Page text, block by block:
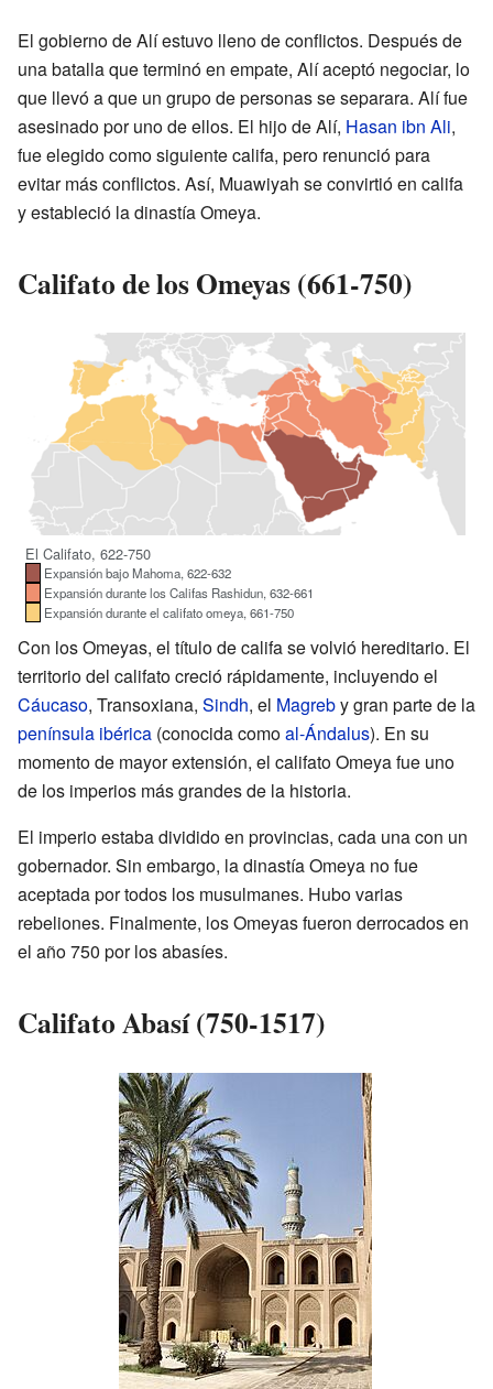
El gobierno de Alí estuvo lleno de conflictos. Después de
una batalla que terminó en empate, Alí aceptó negociar, lo
que llevó a que un grupo de personas se separara. Alí fue
asesinado por uno de ellos. El hijo de Alí, Hasan ibn Ali,
fue elegido como siguiente califa, pero renunció para
evitar más conflictos. Así, Muawiyah se convirtió en califa
y estableció la dinastía Omeya.
Califato de los Omeyas (661-750)
El Califato, 622-750
Expansión bajo Mahoma, 622-632
Expansión durante los Califas Rashidun, 632-661
Expansión durante el califato omeya, 661-750
Con los Omeyas, el título de califa se volvió hereditario. El
territorio del califato creció rápidamente, incluyendo el
Cáucaso, Transoxiana, Sindh, el Magreby gran parte de la
península ibérica (conocida comoal-Ándalus). En su
momento de mayor extensión, el califato Omeya fue uno
de los imperios más grandes de la historia.
El imperio estaba dividido en provincias, cada una con un
gobernador. Sin embargo, la dinastía Omeya no fue
aceptada por todos los musulmanes. Hubo varias
rebeliones. Finalmente, los Omeyas fueron derrocados en
el año 750 por los abasíes.
Califato Abasí (750-1517)